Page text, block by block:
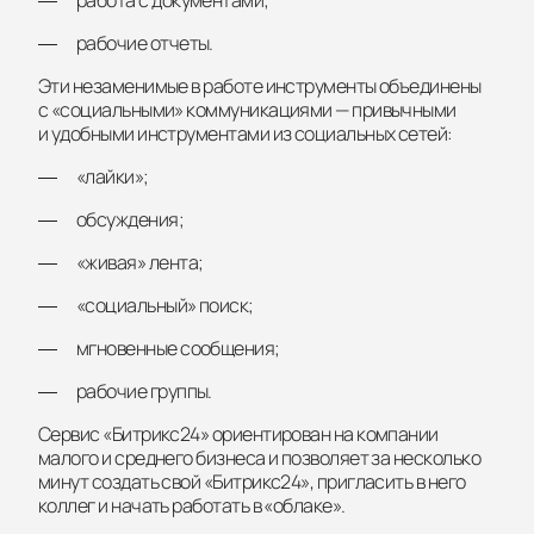
рабочие отчеты.
Эти незаменимые в работе инструменты объединены
с «социальными» коммуникациями — привычными
и удобными инструментами из социальных сетей:
«лайки»;
обсуждения;
«живая» лента;
«социальный» поиск;
мгновенные сообщения;
рабочие группы.
Сервис «Битрикс24» ориентирован на компании
малого и среднего бизнеса и позволяет за несколько
минут создать свой «Битрикс24», пригласить в него
коллег и начать работать в «облаке».